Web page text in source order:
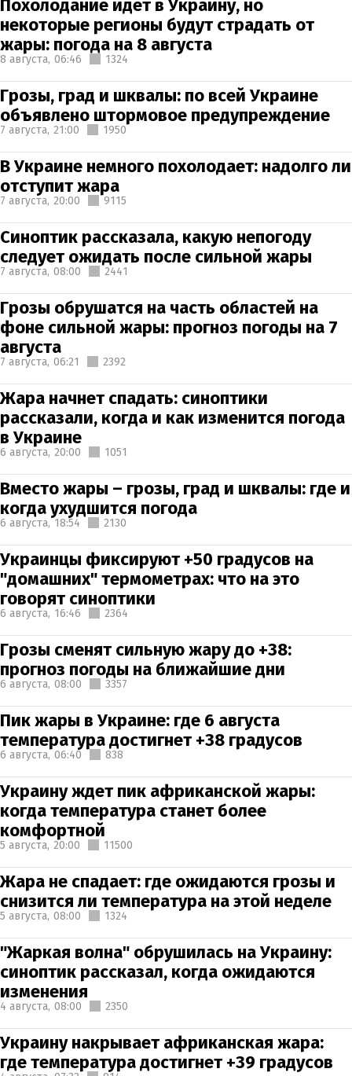
Похолодание идет в Украину, но
некоторые регионы будут страдать от
жары: погода на 8 августа
8 августа, 06:46 1324
Грозы, град и шквалы: по всей Украине
объявлено штормовое предупреждение
7 августа, 21:00 1950
В Украине немного похолодает: надолго ли
отступит жара
7 августа, 20:00 9115
Синоптик рассказала, какую непогоду
следует ожидать после сильной жары
7 августа, 08:00 2441
Грозы обрушатся на часть областей на
фоне сильной жары: прогноз погоды на 7
августа
7 августа, 06:21 2392
Жара начнет спадать: синоптики
рассказали, когда и как изменится погода
в Украине
6 августа, 20:00 1051
Вместо жары – грозы, град и шквалы: где и
когда ухудшится погода
6 августа, 18:54 2130
Украинцы фиксируют +50 градусов на
"домашних" термометрах: что на это
говорят синоптики
6 августа, 16:46 2364
Грозы сменят сильную жару до +38:
прогноз погоды на ближайшие дни
6 августа, 08:00 3357
Пик жары в Украине: где 6 августа
температура достигнет +38 градусов
6 августа, 06:40 838
Украину ждет пик африканской жары:
когда температура станет более
комфортной
5 августа, 20:00 11500
Жара не спадает: где ожидаются грозы и
снизится ли температура на этой неделе
5 августа, 08:00 1324
"Жаркая волна" обрушилась на Украину:
синоптик рассказал, когда ожидаются
изменения
4 августа, 08:00 2350
Украину накрывает африканская жара:
где температура достигнет +39 градусов